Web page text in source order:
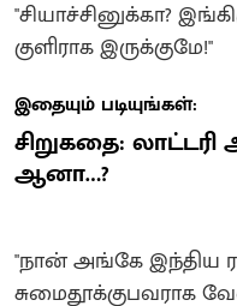
"சியாச்சினுக்கா?
குளிராக இருக்குமே!"
இதையும் படியுங்கள்:
சிறுகதை: லாட்டரி
ஆனா…?
"நான் அங்கே இந்திய
சுமைதூக்குபவராக